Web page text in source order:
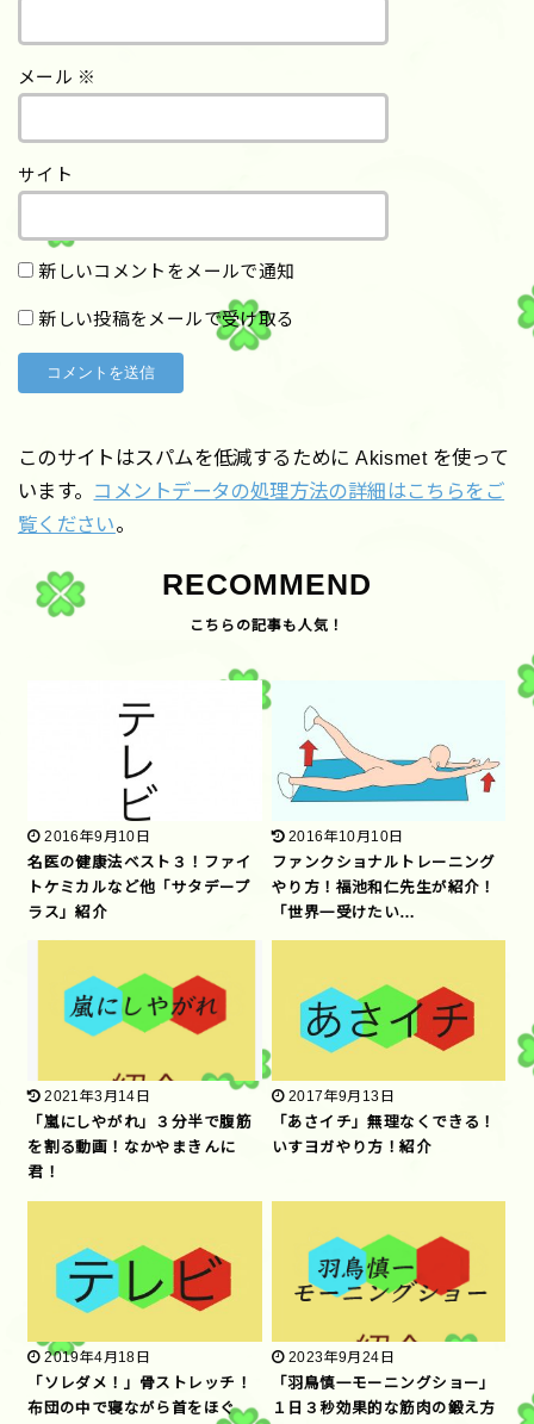
メール ※
サイト
新しいコメントをメールで通知
新しい投稿をメールで受け取る
このサイトはスパムを低減するために Akismet を使って
います。 コメントデータの処理方法の詳細はこちらをご
覧ください。
RECOMMEND
2016年9月10日
名医の健康法ベスト３！ファイ
トケミカルなど他「サタデープ
ラス」紹介
2016年10月10日
ファンクショナルトレーニング
やり方！福池和仁先生が紹介！
「世界一受けたい…
2021年3月14日
「嵐にしやがれ」３分半で腹筋
を割る動画！なかやまきんに
君！
2017年9月13日
「あさイチ」無理なくできる！
いすヨガやり方！紹介
2019年4月18日
「ソレダメ！」骨ストレッチ！
布団の中で寝ながら首をほぐ
2023年9月24日
「羽鳥慎一モーニングショー」
１日３秒効果的な筋肉の鍛え方